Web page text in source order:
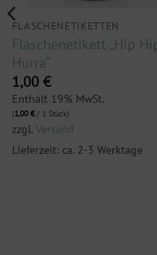
FLASCHENETIKETTEN
Flaschenetikett „Hip
Hurra“
1,00 €
Enthält 19% MwSt.
(1,00€/ 1 Stück)
zzgl. Versand
Lieferzeit: ca. 2-3 Werktage